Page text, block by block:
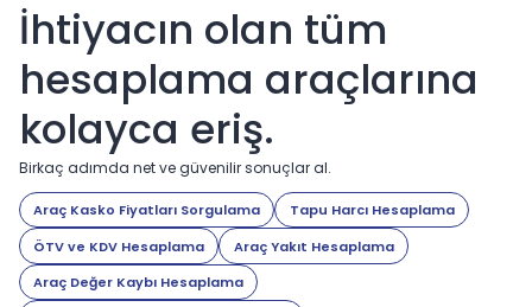
İhtiyacın olan tüm
hesaplama araçlarına
kolayca eriş.
Birkaç adımda net ve güvenilir sonuçlar al.
Araç Kasko Fiyatları Sorgulama
Tapu Harcı Hesaplama
ÖTV ve KDV Hesaplama
Araç Yakıt Hesaplama
Araç Değer Kaybı Hesaplama